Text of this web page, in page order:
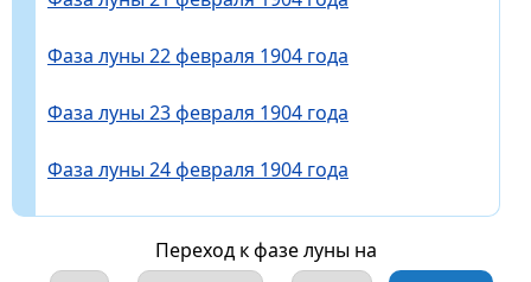
Фаза луны 22 февраля 1904 года
Фаза луны 23 февраля 1904 года
Фаза луны 24 февраля 1904 года
Переход к фазе луны на